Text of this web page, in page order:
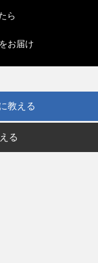
ら
お届け
教える
る